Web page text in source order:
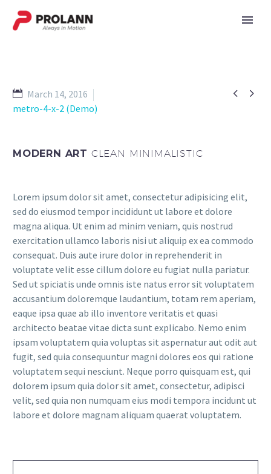
 
March 14, 2016
metro-4-x-2 (Demo)
MODERN ART CLEAN MINIMALISTIC
Lorem ipsum dolor sit amet, consectetur adipisicing elit,
sed do eiusmod tempor incididunt ut labore et dolore
magna aliqua. Ut enim ad minim veniam, quis nostrud
exercitation ullamco laboris nisi ut aliquip ex ea commodo
consequat. Duis aute irure dolor in reprehenderit in
voluptate velit esse cillum dolore eu fugiat nulla pariatur.
Sed ut spiciatis unde omnis iste natus error sit voluptatem
accusantium doloremque laudantium, totam rem aperiam,
eaque ipsa quae ab illo inventore veritatis et quasi
architecto beatae vitae dicta sunt explicabo. Nemo enim
ipsam voluptatem quia voluptas sit aspernatur aut odit aut
fugit, sed quia consequuntur magni dolores eos qui ratione
voluptatem sequi nesciunt. Neque porro quisquam est, qui
dolorem ipsum quia dolor sit amet, consectetur, adipisci
velit, sed quia non numquam eius modi tempora incidunt ut
labore et dolore magnam aliquam quaerat voluptatem.